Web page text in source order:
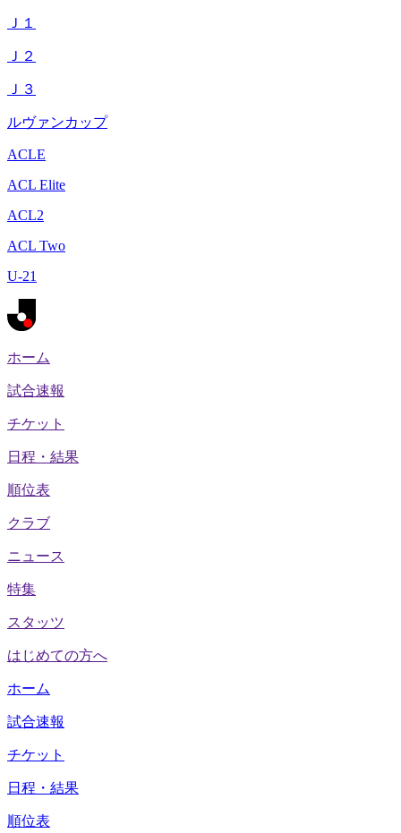
Ｊ１
Ｊ２
Ｊ３
ルヴァンカップ
ACLE
ACL Elite
ACL2
ACL Two
U-21
ホーム
試合速報
チケット
日程・結果
順位表
クラブ
ニュース
特集
スタッツ
はじめての方へ
ホーム
試合速報
チケット
日程・結果
順位表